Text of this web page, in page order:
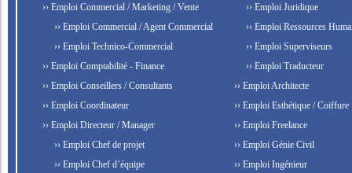
›› Emploi Commercial / Marketing / Vente
›› Emploi Commercial / Agent Commercial
›› Emploi Technico-Commercial
›› Emploi Comptabilité - Finance
›› Emploi Conseillers / Consultants
›› Emploi Coordinateur
›› Emploi Directeur / Manager
›› Emploi Chef de projet
›› Emploi Chef d’équipe
›› Emploi Juridique
›› Emploi Ressources
›› Emploi Superviseurs
›› Emploi Traducteur
›› Emploi Architecte
›› Emploi Esthétique / Coiffure
›› Emploi Freelance
›› Emploi Génie Civil
›› Emploi Ingénieur